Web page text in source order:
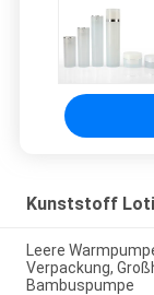
Kunststoff
Leere
Verpackung,
Bambuspumpe